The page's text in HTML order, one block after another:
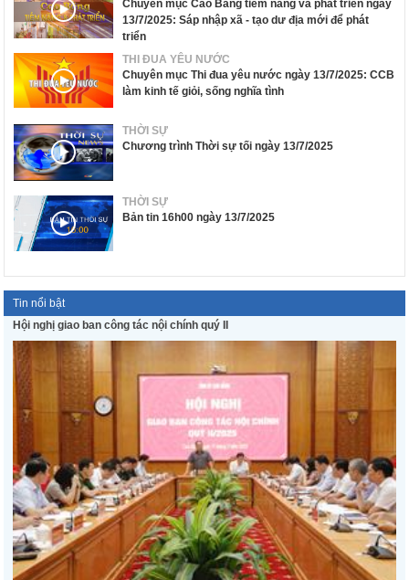
Chuyên mục Cao Bằng tiềm năng và phát triển ngày
13/7/2025: Sáp nhập xã - tạo dư địa mới để phát
triển
THI ĐUA YÊU NƯỚC
Chuyên mục Thi đua yêu nước ngày 13/7/2025: CCB
làm kinh tế giỏi, sống nghĩa tình
THỜI SỰ
Chương trình Thời sự tối ngày 13/7/2025
THỜI SỰ
Bản tin 16h00 ngày 13/7/2025
Tin nổi bật
Hội nghị giao ban công tác nội chính quý II